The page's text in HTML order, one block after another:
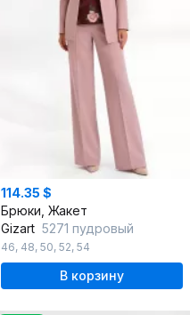
114.35 $
Брюки, Жакет
Gizart 5271 пудровый
46, 48, 50, 52, 54
В корзину